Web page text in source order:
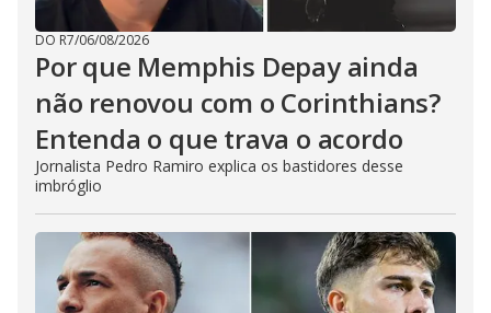
DO R7/06/08/2026
Por que Memphis Depay ainda
não renovou com o Corinthians?
Entenda o que trava o acordo
Jornalista Pedro Ramiro explica os bastidores desse
imbróglio